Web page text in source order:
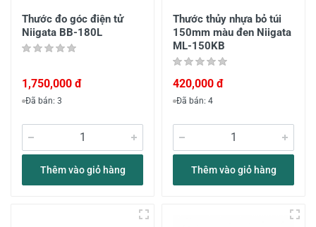
Thước đo góc điện tử
Niigata BB-180L
1,750,000 đ
Đã bán: 3
Thêm vào giỏ hàng
Thước thủy nhựa bỏ túi
150mm màu đen Niigata
ML-150KB
420,000 đ
Đã bán: 4
Thêm vào giỏ hàng